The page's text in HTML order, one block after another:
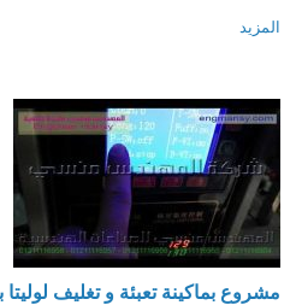
المزيد
مشروع بماكينة تعبئة و تغليف